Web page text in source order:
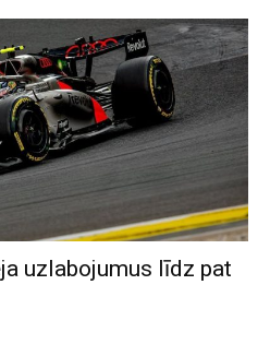
uzlabojumus līdz pat